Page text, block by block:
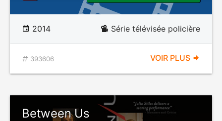
2014 Série télévisée policière
393606 VOIR PLUS
Between Us